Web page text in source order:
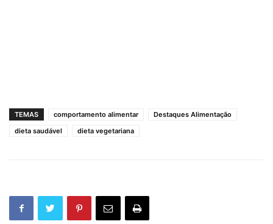
TEMAS comportamento alimentar
Destaques Alimentação
dieta saudável
dieta vegetariana